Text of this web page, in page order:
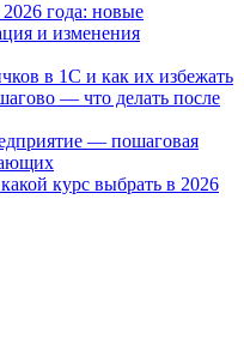
года: новые
и изменения
в 1С и как их избежать
— что делать после
— пошаговая
курс выбрать в 2026